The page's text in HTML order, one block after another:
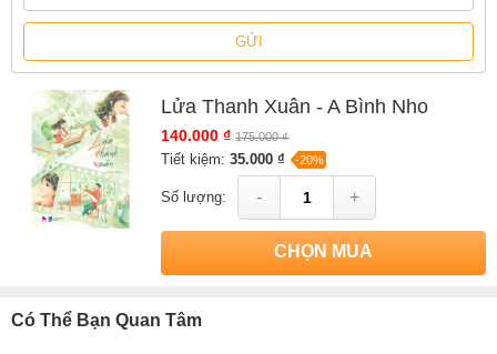
GỬI
Lửa Thanh Xuân - A Bình Nho
140.000 ₫ 175.000 ₫
Tiết kiệm:35.000 ₫ -20%
Số lượng: - +
CHỌN MUA
Có Thể Bạn Quan Tâm